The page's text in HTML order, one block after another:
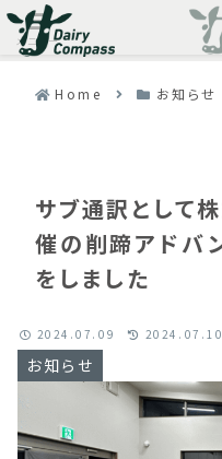
Home お知らせ
サブ通訳として
催の削蹄アドバ
をしました
お知らせ
2024.07.09 2024.07.10
メニュー